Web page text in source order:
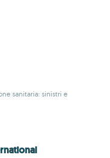
sanitaria: sinistri e